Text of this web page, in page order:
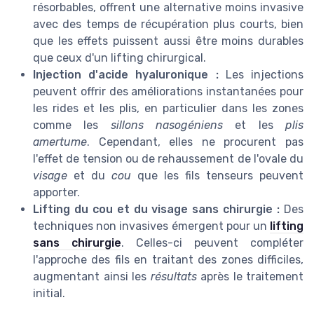
résorbables, offrent une alternative moins invasive
avec des temps de récupération plus courts, bien
que les effets puissent aussi être moins durables
que ceux d'un lifting chirurgical.
Injection d'acide hyaluronique :Les injections
peuvent offrir des améliorations instantanées pour
les rides et les plis, en particulier dans les zones
comme les sillons nasogéniens et lesplis
amertume. Cependant, elles ne procurent pas
l'effet de tension ou de rehaussement de l'ovale du
visage et du cou que les fils tenseurs peuvent
apporter.
Lifting du cou et du visage sans chirurgie : Des
techniques non invasives émergent pour un lifting
sans chirurgie. Celles-ci peuvent compléter
l'approche des fils en traitant des zones difficiles,
augmentant ainsi les résultatsaprès le traitement
initial.